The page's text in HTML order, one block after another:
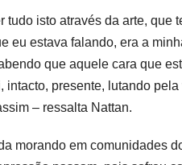
isto através da arte, que
eu estava falando, era a
que aquele cara que
presente, lutando
– ressalta Nattan.
morando em comunidades